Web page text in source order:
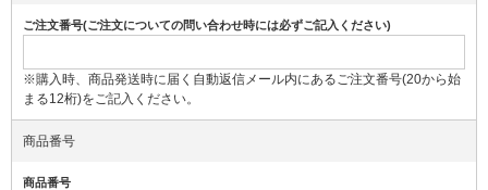
ご注文番号(ご注文についての問い合わせ時には必ずご記入ください)
※購入時、商品発送時に届く自動返信メール内にあるご注文番号(20から始
まる12桁)をご記入ください。
商品番号
商品番号